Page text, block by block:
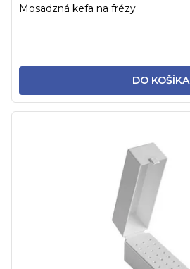
DO KOŠÍKA
Mosadzná kefa na frézy